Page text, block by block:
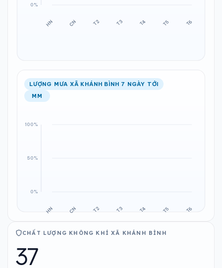
LƯỢNG MƯA XÃ KHÁNH BÌNH 7 NGÀY TỚI
MM
CHẤT LƯỢNG KHÔNG KHÍ XÃ KHÁNH BÌNH
37